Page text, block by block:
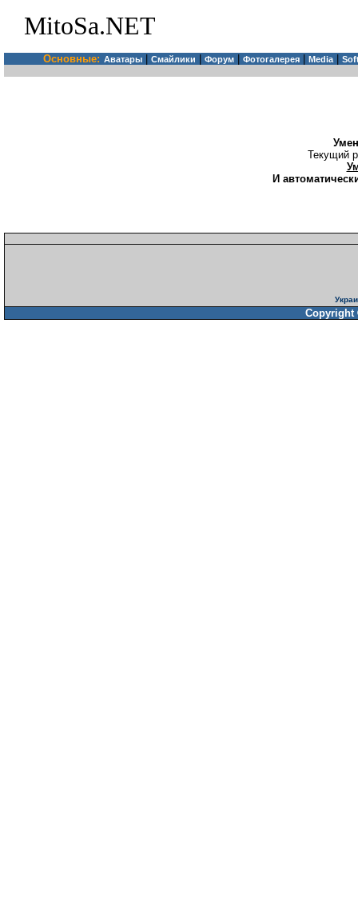
MitoSa.NET
Основные: Аватары Смайлики Форум Фотогалерея Media|
Текущий
И
Copyright